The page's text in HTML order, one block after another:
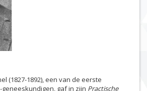
(1827-1892), een van de eerste
gaf in zijn Practische